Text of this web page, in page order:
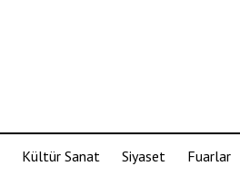
Kültür Sanat Siyaset Fuarlar